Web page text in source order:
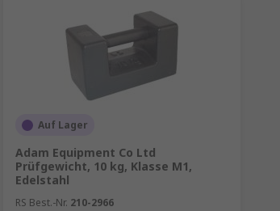
Auf Lager
Adam Equipment Co Ltd
Prüfgewicht, 10 kg, Klasse M1,
Edelstahl
RS Best.-Nr. 210-2966